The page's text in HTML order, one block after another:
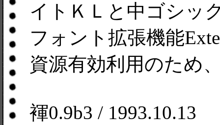
イトＫＬと中ゴシッ
フォント拡張機能
資源有効利用のため
褌0.9b3 / 1993.10.13